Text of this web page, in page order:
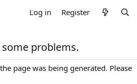
Log in Register
problems.
page was being generated. Please